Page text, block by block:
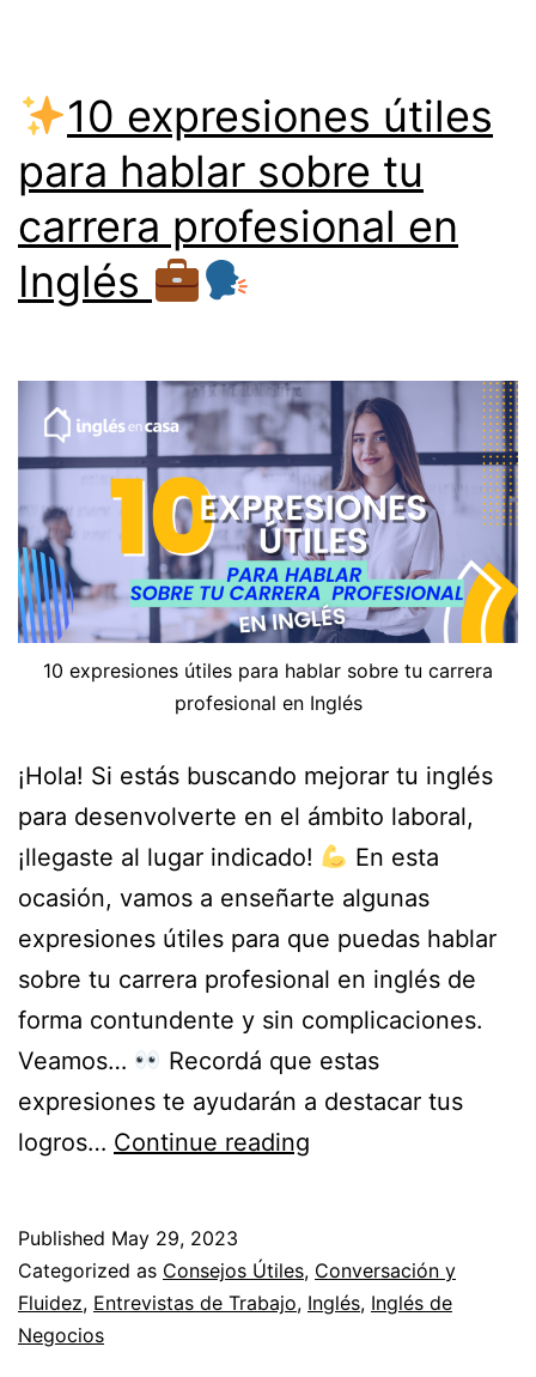
en
Inglés
10 expresiones útiles
para hablar sobre tu
carrera profesional en
Inglés
10 expresiones útiles para hablar sobre tu carrera
profesional en Inglés
¡Hola! Si estás buscando mejorar tu inglés
para desenvolverte en el ámbito laboral,
¡llegaste al lugar indicado!
En esta
ocasión, vamos a enseñarte algunas
expresiones útiles para que puedas hablar
sobre tu carrera profesional en inglés de
forma contundente y sin complicaciones.
Veamos…
Recordá que estas
expresiones te ayudarán a destacar tus
logros… Continue reading
útiles
para
Published May 29, 2023
Categorized as Consejos Útiles, Conversación y
Fluidez, Entrevistas de Trabajo, Inglés, Inglés de
Negocios